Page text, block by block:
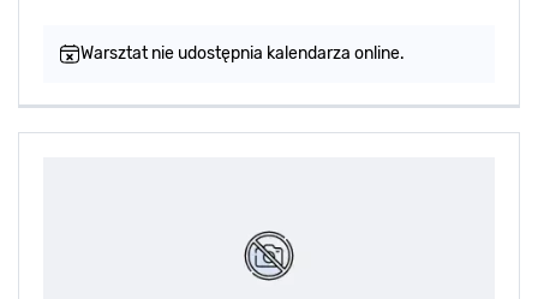
Warsztat nie udostępnia kalendarza online.